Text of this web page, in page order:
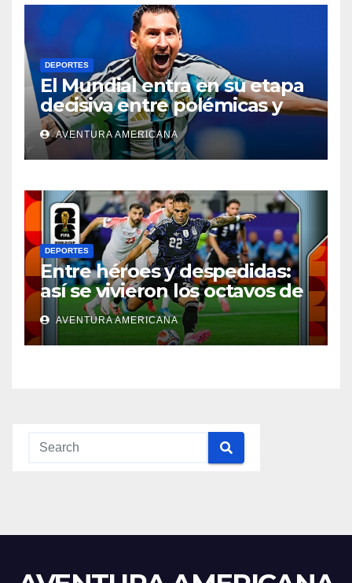
DEPORTES
El Mundial entra en su etapa
decisiva entre polémicas y
emociones
AVENTURA AMERICANA
DEPORTES
Entre héroes y despedidas:
así se vivieron los octavos de
final del Mundial
AVENTURA AMERICANA